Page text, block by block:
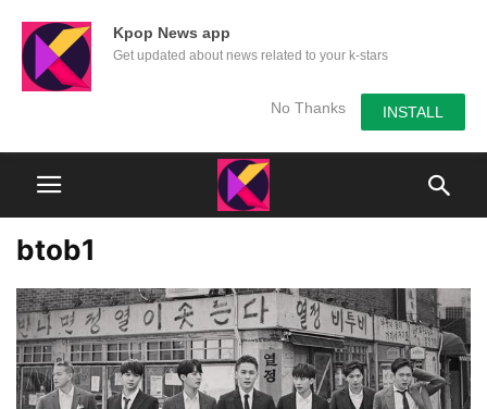
Kpop News app
Get updated about news related to your k-stars
No Thanks INSTALL
btob1